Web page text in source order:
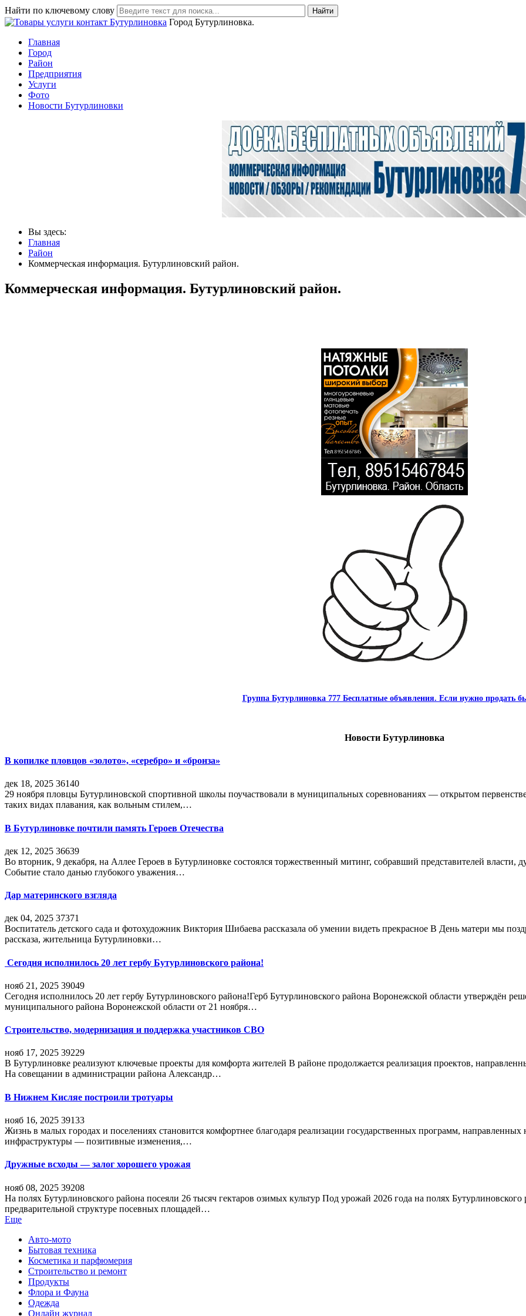
Найти по ключевому слову Найти
Город Бутурлиновка.
Главная
Город
Район
Предприятия
Услуги
Фото
Новости Бутурлиновки
Вы здесь:
Главная
Район
Коммерческая информация. Бутурлиновский район.
Коммерческая информация. Бутурлиновский район.
Группа Бутурлиновка 777 Бесплатные объявления. Если нужно продать
Новости Бутурлиновка
В копилке пловцов «золото», «серебро» и «бронза»
дек 18, 2025 36140
29 ноября пловцы Бутурлиновской спортивной школы поучаствовали в муниципальных соревнованиях — открытом
таких видах плавания, как вольным стилем,…
В Бутурлиновке почтили память Героев Отечества
дек 12, 2025 36639
Во вторник, 9 декабря, на Аллее Героев в Бутурлиновке состоялся торжественный митинг, собравший представителей
Событие стало данью глубокого уважения…
Дар материнского взгляда
дек 04, 2025 37371
Воспитатель детского сада и фотохудожник Виктория Шибаева рассказала об умении видеть прекрасное В День матери мы
рассказа, жительница Бутурлиновки…
Сегодня исполнилось 20 лет гербу Бутурлиновского района!
нояб 21, 2025 39049
Сегодня исполнилось 20 лет гербу Бутурлиновского района!Герб Бутурлиновского района Воронежской области утверждён
муниципального района Воронежской области от 21 ноября…
Строительство, модернизация и поддержка участников СВО
нояб 17, 2025 39229
В Бутурлиновке реализуют ключевые проекты для комфорта жителей В районе продолжается реализация проектов,
На совещании в администрации района Александр…
В Нижнем Кисляе построили тротуары
нояб 16, 2025 39133
Жизнь в малых городах и поселениях становится комфортнее благодаря реализации государственных программ,
инфраструктуры — позитивные изменения,…
Дружные всходы — залог хорошего урожая
нояб 08, 2025 39208
На полях Бутурлиновского района посеяли 26 тысяч гектаров озимых культур Под урожай 2026 года на полях
предварительной структуре посевных площадей…
Еще
Авто-мото
Бытовая техника
Косметика и парфюмерия
Строительство и ремонт
Продукты
Флора и Фауна
Одежда
Онлайн журнал